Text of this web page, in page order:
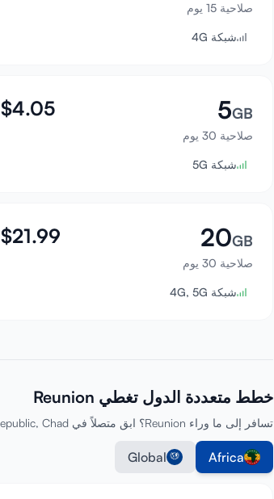
صلاحية 15 يوم
شبكة 4G
5GB
صلاحية 30 يوم
$4.05
شبكة 5G
20GB
صلاحية 30 يوم
$21.99
شبكة 4G, 5G
خطط متعددة الدول تغطي Reunion
تسافر إلى ما وراء Reunion؟ ابق متصلاً في Botswana, Burkina Faso, Central African Republic, Chad والمزيد بخطة واحدة.
Africa
Global